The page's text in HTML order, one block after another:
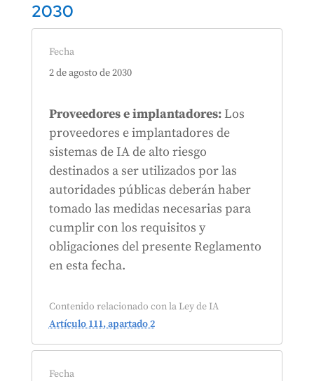
2030
Fecha
2 de agosto de 2030
Proveedores e implantadores:Los
proveedores e implantadores de
sistemas de IA de alto riesgo
destinados a ser utilizados por las
autoridades públicas deberán haber
tomado las medidas necesarias para
cumplir con los requisitos y
obligaciones del presente Reglamento
en esta fecha.
Contenido relacionado con la Ley de IA
Artículo 111, apartado 2
Fecha